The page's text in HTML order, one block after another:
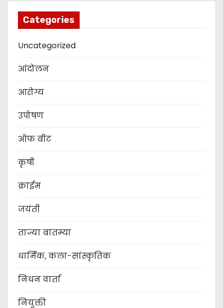
Categories
Uncategorized
आंदोलन
आरोग्य
उपोषण
ऑफ बीट
कृषी
क्राईम
जयंती
ताज्या बातम्या
धार्मिक, कला-सांस्कृतिक
निधन वार्ता
नियुक्ती